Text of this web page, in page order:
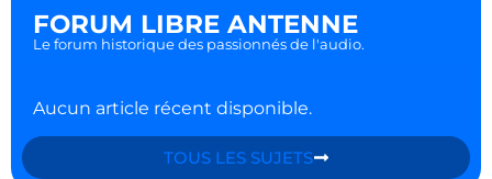
FORUM LIBRE ANTENNE
Le forum historique des passionnés de l'audio.
Aucun article récent disponible.
TOUS LES SUJETS